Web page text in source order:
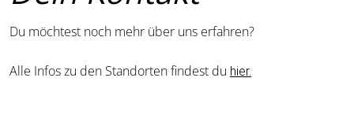
Du möchtest noch mehr über uns erfahren?
Alle Infos zu den Standorten findest du hier.